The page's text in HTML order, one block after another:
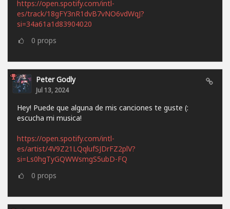
https://open.spotify.com/intl-
es/track/18gFY3nR1dvB7vNO6vdWqJ?
si=34a61a1d83904020
0 props
Peter Godly
Jul 13, 2024
Hey! Puede que alguna de mis canciones te guste (:
escucha mi musica!
https://open.spotify.com/intl-
es/artist/4V9Z21LQqlufSJDrFZ2plV?
si=Ls0hgTyGQWWsmgS5ubD-FQ
0 props